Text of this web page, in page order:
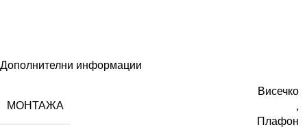
Дополнителни информации
МОНТАЖА
Висечко
,
Плафон